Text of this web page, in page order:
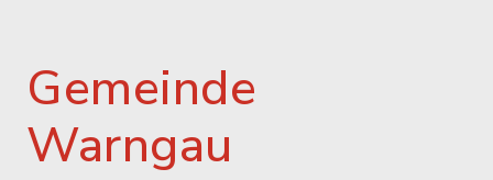
Gemeinde
Warngau